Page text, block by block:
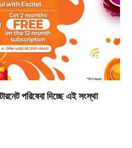
পরিষেবা দিচ্ছে এই সংস্থা